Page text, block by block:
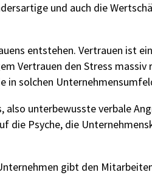
und auch die
entstehen. Vertrauen ist
Vertrauen den Stress
solchen
, also unterbewusste verbale
die Psyche, die
gibt den